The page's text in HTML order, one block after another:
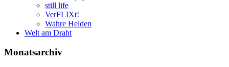
still life
VerFLIXt!
Wahre Helden
Welt am Draht
Monatsarchiv